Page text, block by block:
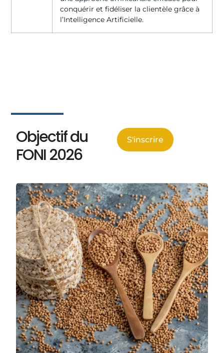
conquérir et fidéliser la clientèle grâce à
l’Intelligence Artificielle.
Objectif du
FONI 2026
S'inscrire